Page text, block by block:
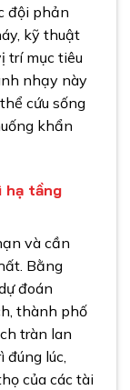
đội phản
kỹ thuật
trí mục tiêu
nhạy này
cứu sống
khẩn
hạ tầng
và cần
Bằng
đoán
thành phố
tràn lan
đúng lúc,
của các tài